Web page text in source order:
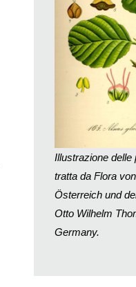
Illustrazione delle
tratta da Flora
Österreich und
Otto Wilhelm
Germany.